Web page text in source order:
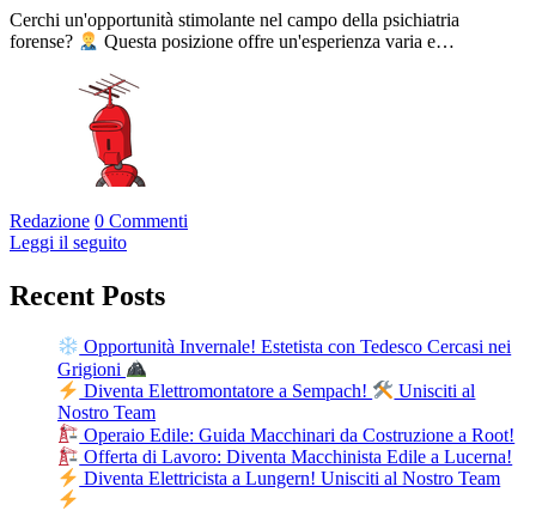
Cerchi un'opportunità stimolante nel campo della psichiatria
forense?
Questa posizione offre un'esperienza varia e…
Redazione 0 Commenti
Leggi il seguito
Recent Posts
Opportunità Invernale! Estetista con Tedesco Cercasi nei
Grigioni
Diventa Elettromontatore a Sempach!
Unisciti al
Nostro Team
Operaio Edile: Guida Macchinari da Costruzione a Root!
Offerta di Lavoro: Diventa Macchinista Edile a Lucerna!
Diventa Elettricista a Lungern! Unisciti al Nostro Team